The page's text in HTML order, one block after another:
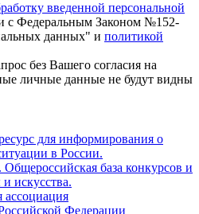
введенной персональной
с Федеральным Законом №152-
данных" и политикой
без Вашего согласия на
личные данные не будут видны